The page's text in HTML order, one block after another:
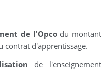
de l'Opcodu montant
contrat d'apprentissage.
de l'enseignement